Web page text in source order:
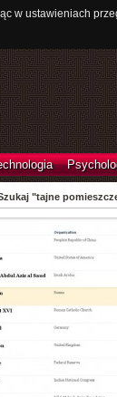
w ustawieniach
"tajne